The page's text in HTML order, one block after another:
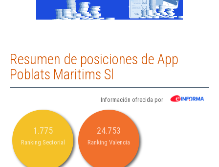
Resumen de posiciones de App
Poblats Maritims Sl
Información ofrecida por
1.775
Ranking Sectorial
24.753
Ranking Valencia